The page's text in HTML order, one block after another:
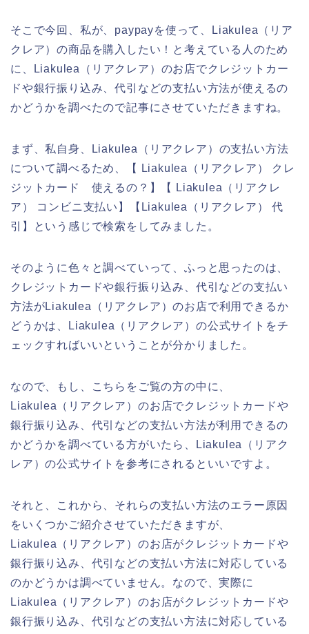
そこで今回、私が、paypayを使って、Liakulea（リア
クレア）の商品を購入したい！と考えている人のため
に、Liakulea（リアクレア）のお店でクレジットカー
ドや銀行振り込み、代引などの支払い方法が使えるの
かどうかを調べたので記事にさせていただきますね。
まず、私自身、Liakulea（リアクレア）の支払い方法
について調べるため、【 Liakulea（リアクレア） クレ
ジットカード 使えるの？】【 Liakulea（リアクレ
ア） コンビニ支払い】【Liakulea（リアクレア） 代
引】という感じで検索をしてみました。
そのように色々と調べていって、ふっと思ったのは、
クレジットカードや銀行振り込み、代引などの支払い
方法がLiakulea（リアクレア）のお店で利用できるか
どうかは、Liakulea（リアクレア）の公式サイトをチ
ェックすればいいということが分かりました。
なので、もし、こちらをご覧の方の中に、
Liakulea（リアクレア）のお店でクレジットカードや
銀行振り込み、代引などの支払い方法が利用できるの
かどうかを調べている方がいたら、Liakulea（リアク
レア）の公式サイトを参考にされるといいですよ。
それと、これから、それらの支払い方法のエラー原因
をいくつかご紹介させていただきますが、
Liakulea（リアクレア）のお店がクレジットカードや
銀行振り込み、代引などの支払い方法に対応している
のかどうかは調べていません。なので、実際に
Liakulea（リアクレア）のお店がクレジットカードや
銀行振り込み、代引などの支払い方法に対応している